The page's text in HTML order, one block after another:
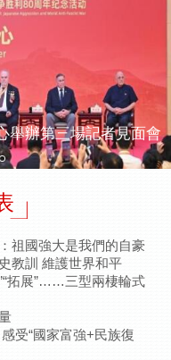
舉辦第三場記者見面會
祖國強大是我們的自豪
教訓 維護世界和平
拓展”……三型兩棲輪式
受“國家富強+民族復